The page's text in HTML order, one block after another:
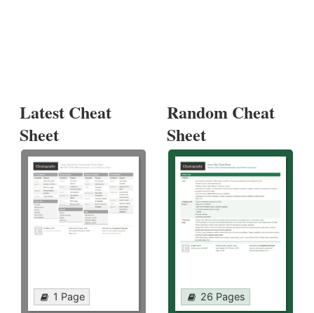
Latest Cheat
Sheet
1 Page
Random Cheat
Sheet
26 Pages